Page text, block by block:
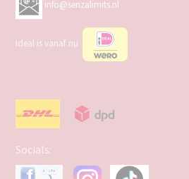
info@senzalimits.nl
Ideal is vanaf nu
Socials: